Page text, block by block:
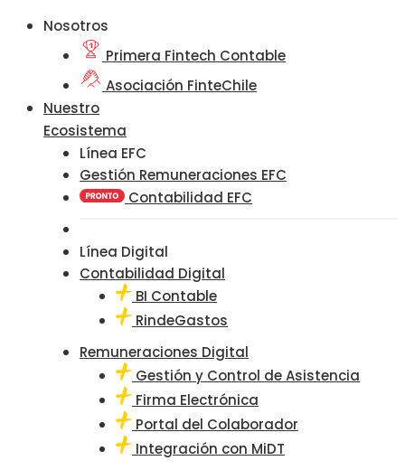
Nosotros
Primera Fintech Contable
Asociación FinteChile
Nuestro
Ecosistema
Línea EFC
Gestión Remuneraciones EFC
Contabilidad EFC
Línea Digital
Contabilidad Digital
BI Contable
RindeGastos
Remuneraciones Digital
Gestión y Control de Asistencia
Firma Electrónica
Portal del Colaborador
Integración con MiDT